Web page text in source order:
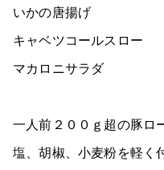
いかの唐揚げ
キャベツコールスロー
マカロニサラダ
一人前２００ｇ超の豚ロ
塩、胡椒、小麦粉を軽く